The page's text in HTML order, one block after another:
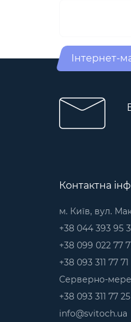
Інтернет-
Контактна
м. Київ, вул.
+38 044 393 95
+38 099 022 77
+38 093 311 77 71
Серверно-
+38 093 311 77 25
info@svitoch.ua